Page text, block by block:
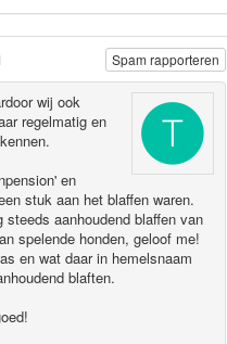
wij ook
regelmatig en
en
stuk aan het blaffen waren.
aanhoudend blaffen van
spelende honden, geloof me!
en wat daar in hemelsnaam
blaften.
Spam rapporteren